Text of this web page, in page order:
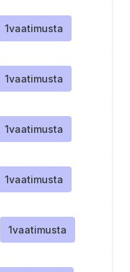
1vaatimusta
1vaatimusta
1vaatimusta
1vaatimusta
1vaatimusta